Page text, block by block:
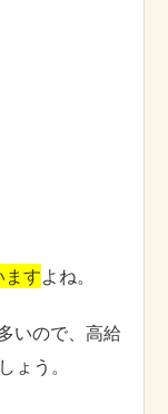
ますよね。
いので、高給
ょう。